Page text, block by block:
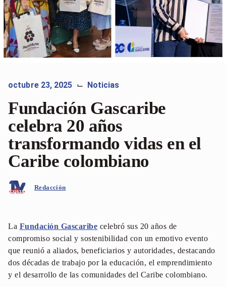
octubre 23, 2025 ⌙ Noticias
Fundación Gascaribe
celebra 20 años
transformando vidas en el
Caribe colombiano
Redacción
La Fundación Gascaribe celebró sus 20 años de
compromiso social y sostenibilidad con un emotivo evento
que reunió a aliados, beneficiarios y autoridades, destacando
dos décadas de trabajo por la educación, el emprendimiento
y el desarrollo de las comunidades del Caribe colombiano.